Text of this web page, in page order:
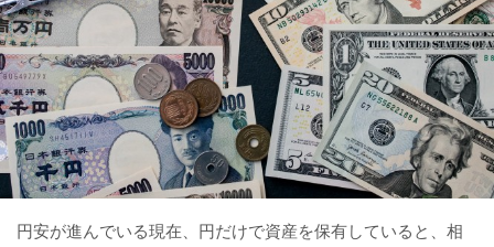
円安が進んでいる現在、円だけで資産を保有していると、相